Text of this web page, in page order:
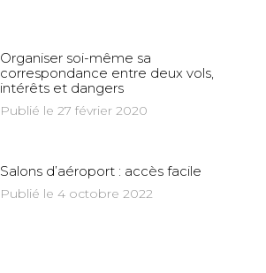
Organiser soi-même sa
correspondance entre deux vols,
intérêts et dangers
Publié le 27 février 2020
Salons d’aéroport : accès facile
Publié le 4 octobre 2022